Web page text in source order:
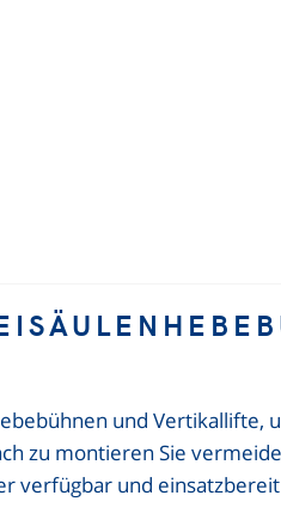
und
zu montieren Sie
verfügbar und